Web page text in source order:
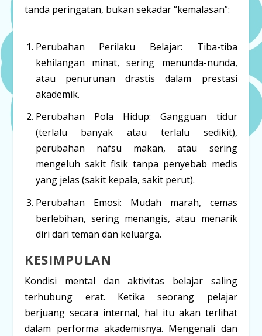
tanda peringatan, bukan sekadar “kemalasan”:
Perubahan Perilaku Belajar: Tiba-tiba
kehilangan minat, sering menunda-nunda,
atau penurunan drastis dalam prestasi
akademik.
Perubahan Pola Hidup: Gangguan tidur
(terlalu banyak atau terlalu sedikit),
perubahan nafsu makan, atau sering
mengeluh sakit fisik tanpa penyebab medis
yang jelas (sakit kepala, sakit perut).
Perubahan Emosi: Mudah marah, cemas
berlebihan, sering menangis, atau menarik
diri dari teman dan keluarga.
KESIMPULAN
Kondisi mental dan aktivitas belajar saling
terhubung erat. Ketika seorang pelajar
berjuang secara internal, hal itu akan terlihat
dalam performa akademisnya. Mengenali dan